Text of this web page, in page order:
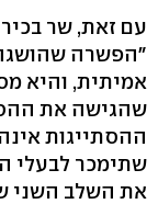
עם זאת, שר
"הפשרה
אמיתית, והיא
שהגישה את
ההסתייגות